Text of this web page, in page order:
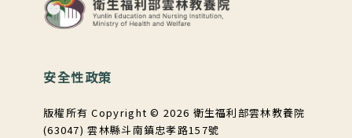
安全性政策
版權所有 Copyright © 2026 衛生福利部雲林教養院
(63047) 雲林縣斗南鎮忠孝路157號